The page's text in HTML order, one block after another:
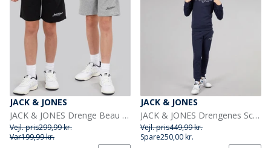
JACK & JONES
JACK & JONES Drenge Beau To Pak Shorts Sort
Vejl. pris299,99 kr.
Var199,99 kr.
JACK & JONES
JACK & JONES Drengenes Scripted Tracksuit Blå Blazer
Vejl. pris449,99 kr.
Spare250,00 kr.